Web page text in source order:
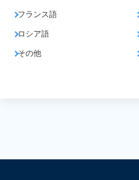
フランス語
ロシア語
その他